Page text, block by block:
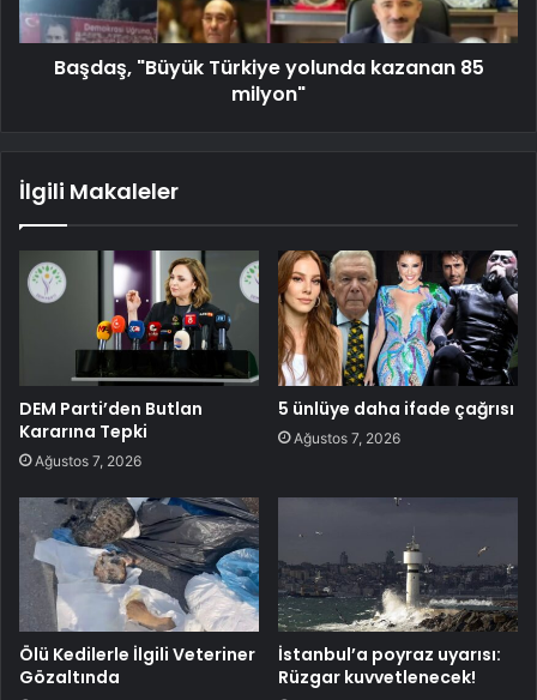
Başdaş, "Büyük Türkiye yolunda kazanan 85
milyon"
İlgili Makaleler
DEM Parti’den Butlan
Kararına Tepki
Ağustos 7, 2026
5 ünlüye daha ifade çağrısı
Ağustos 7, 2026
Ölü Kedilerle İlgili Veteriner
Gözaltında
İstanbul’a poyraz uyarısı:
Rüzgar kuvvetlenecek!